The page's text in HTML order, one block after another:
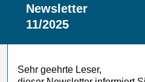
Newsletter
11/2025
Sehr geehrte Leser,